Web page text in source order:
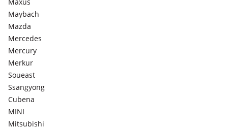
Maybach
Mazda
Mercedes
Mercury
Merkur
Soueast
Ssangyong
Cubena
MINI
Mitsubishi